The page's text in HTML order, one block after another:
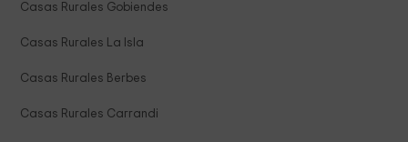
Casas Rurales Gobiendes
Casas Rurales La Isla
Casas Rurales Berbes
Casas Rurales Carrandi